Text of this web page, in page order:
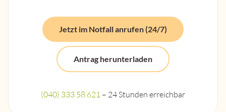
Jetzt im Notfall anrufen (24/7)
Antrag herunterladen
(040) 333 58 621 – 24 Stunden erreichbar